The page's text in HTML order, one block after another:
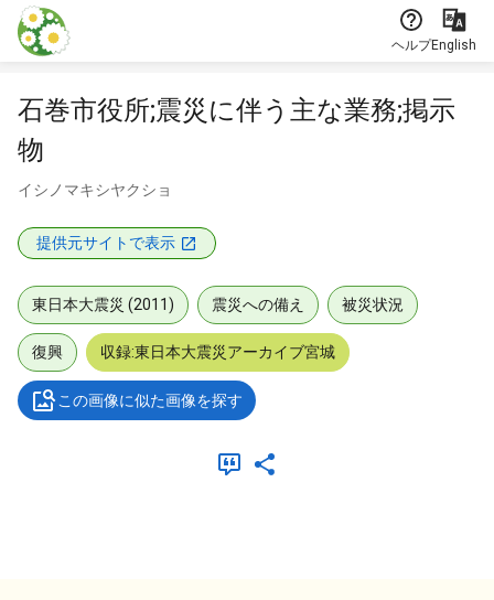
本文に飛ぶ
ヘルプEnglish
石巻市役所;震災に伴う主な業務;掲示
物
イシノマキシヤクショ
提供元サイトで表示
東日本大震災 (2011) 震災への備え 被災状況
復興 収録:東日本大震災アーカイブ宮城
この画像に似た画像を探す